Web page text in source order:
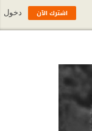
اشترك الآن دخول